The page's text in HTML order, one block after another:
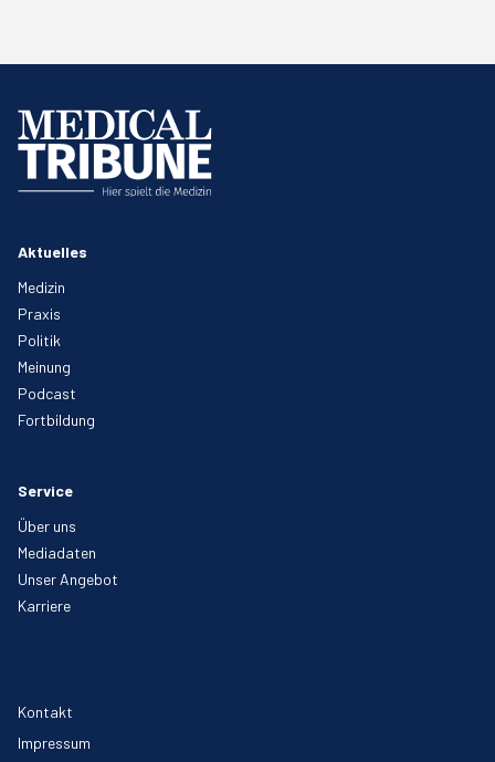
Aktuelles
Medizin
Praxis
Politik
Meinung
Podcast
Fortbildung
Service
Über uns
Mediadaten
Unser Angebot
Karriere
Kontakt
Impressum